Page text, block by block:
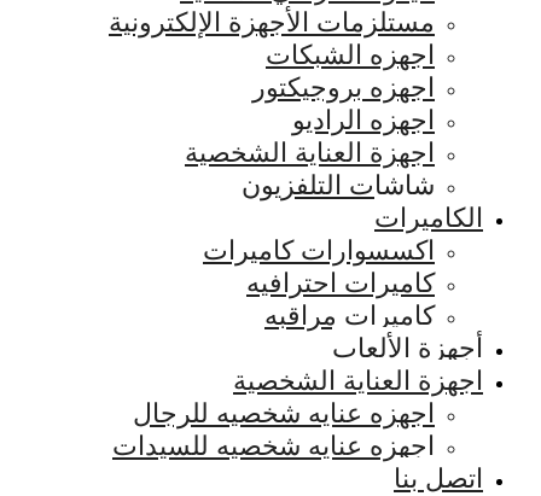
مستلزمات الأجهزة الإلكترونية
اجهزه الشبكات
اجهزه بروجيكتور
اجهزه الراديو
اجهزة العناية الشخصية
شاشات التلفزيون
الكاميرات
اكسسوارات كاميرات
كاميرات احترافيه
كاميرات مراقبه
أجهزة الألعاب
اجهزة العناية الشخصية
اجهزه عنايه شخصيه للرجال
اجهزه عنايه شخصيه للسيدات
اتصل بنا